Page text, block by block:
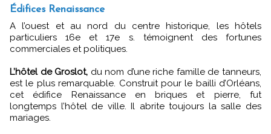
Édifices Renaissance
A l’ouest et au nord du centre historique, les hôtels
particuliers 16e et 17e s. témoignent des fortunes
commerciales et politiques.
L’hôtel de Groslot, du nom d’une riche famille de tanneurs,
est le plus remarquable. Construit pour le bailli d’Orléans,
cet édifice Renaissance en briques et pierre, fut
longtemps l’hôtel de ville. Il abrite toujours la salle des
mariages.